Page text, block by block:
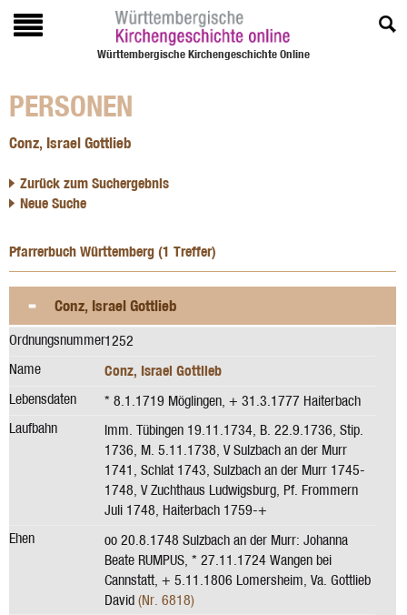
Württembergische Kirchengeschichte Online
PERSONEN
Conz, Israel Gottlieb
Zurück zum Suchergebnis
Neue Suche
Pfarrerbuch Württemberg (1 Treffer)
Conz, Israel Gottlieb
Ordnungsnummer1252
Name
Conz, Israel Gottlieb
Lebensdaten
* 8.1.1719 Möglingen, + 31.3.1777 Haiterbach
Laufbahn
Imm. Tübingen 19.11.1734, B. 22.9.1736, Stip.
1736, M. 5.11.1738, V Sulzbach an der Murr
1741, Schlat 1743, Sulzbach an der Murr 1745-
1748, V Zuchthaus Ludwigsburg, Pf. Frommern
Juli 1748, Haiterbach 1759-+
Ehen
oo 20.8.1748 Sulzbach an der Murr: Johanna
Beate RUMPUS, * 27.11.1724 Wangen bei
Cannstatt, + 5.11.1806 Lomersheim, Va. Gottlieb
David(Nr. 6818)